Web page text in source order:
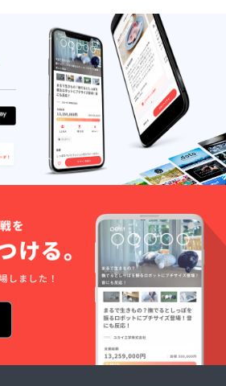
す。 ◎
利用用
途の詳
細を備
考欄に
ご記入
くださ
い。 ・
会場ま
での交
通費や
宿泊費
は自己
負担に
す。 ・
水道光
熱費な
どは別
途、請
求させ
て頂き
ます。
・有効
は、令
和7年7
月1日～